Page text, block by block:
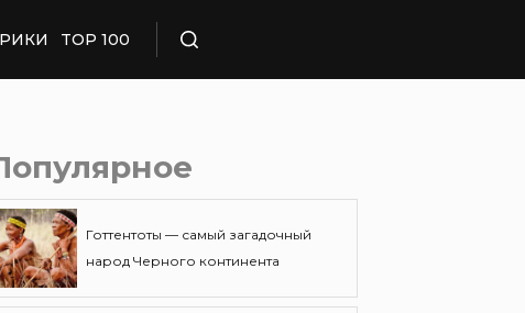
TOP 100
Готтентоты — самый загадочный
народ Черного континента